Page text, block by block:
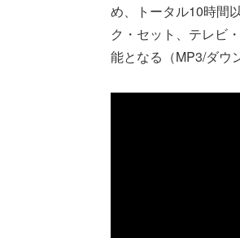
め、トータル10時間
ク・セット、テレビ
能となる（MP3/ダウ